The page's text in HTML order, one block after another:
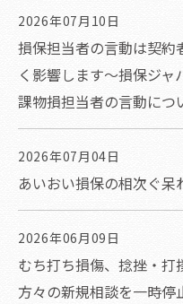
2026年07月10日
損保担当者の言動は契約
く影響します～損保ジ
課物損担当者の言動につ
2026年07月04日
あいおい損保の相次ぐ
2026年06月09日
むち打ち損傷、捻挫・
方々の新規相談を一時停